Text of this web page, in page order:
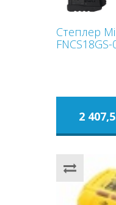
Степлер
2